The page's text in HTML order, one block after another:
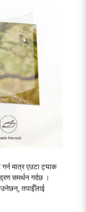
मात्र एउटा ट्याक
समर्थन गर्दछ ।
तपाईँलाई